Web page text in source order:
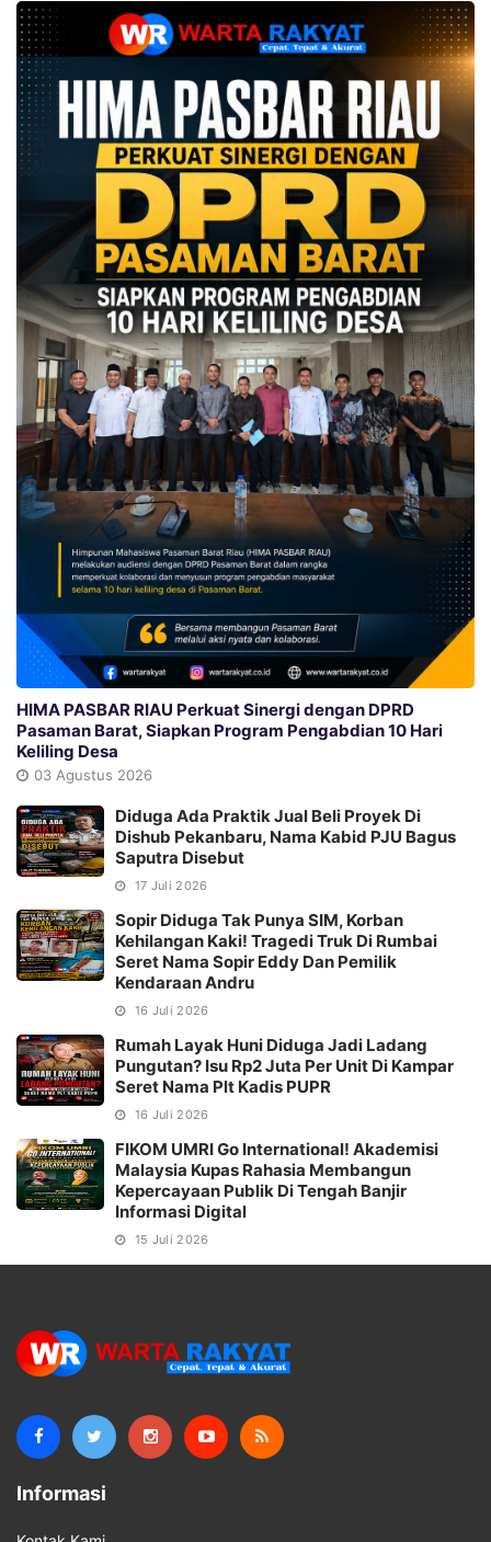
HIMA PASBAR RIAU Perkuat Sinergi dengan DPRD
Pasaman Barat, Siapkan Program Pengabdian 10 Hari
Keliling Desa
03 Agustus 2026
Diduga Ada Praktik Jual Beli Proyek Di
Dishub Pekanbaru, Nama Kabid PJU Bagus
Saputra Disebut
17 Juli 2026
Sopir Diduga Tak Punya SIM, Korban
Kehilangan Kaki! Tragedi Truk Di Rumbai
Seret Nama Sopir Eddy Dan Pemilik
Kendaraan Andru
16 Juli 2026
Rumah Layak Huni Diduga Jadi Ladang
Pungutan? Isu Rp2 Juta Per Unit Di Kampar
Seret Nama Plt Kadis PUPR
16 Juli 2026
FIKOM UMRI Go International! Akademisi
Malaysia Kupas Rahasia Membangun
Kepercayaan Publik Di Tengah Banjir
Informasi Digital
15 Juli 2026
Informasi